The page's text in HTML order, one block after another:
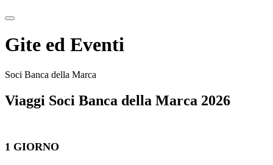
Gite ed Eventi
Soci Banca della Marca
Viaggi Soci Banca della Marca 2026
1 GIORNO